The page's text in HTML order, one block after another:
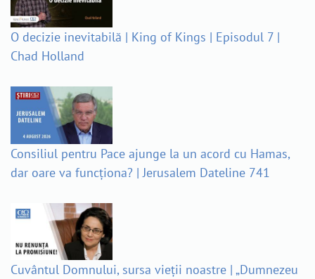
O decizie inevitabilă | King of Kings | Episodul 7 |
Chad Holland
Consiliul pentru Pace ajunge la un acord cu Hamas,
dar oare va funcționa? | Jerusalem Dateline 741
Cuvântul Domnului, sursa vieții noastre | „Dumnezeu